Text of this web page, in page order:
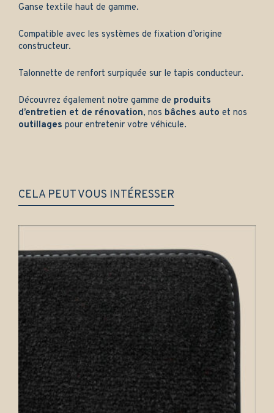
Ganse textile haut de gamme.
Compatible avec les systèmes de fixation d’origine
constructeur.
Talonnette de renfort surpiquée sur le tapis conducteur.
Découvrez également notre gamme de produits
d’entretien et de rénovation, nos bâches auto et nos
outillages pour entretenir votre véhicule.
CELA PEUT VOUS INTÉRESSER